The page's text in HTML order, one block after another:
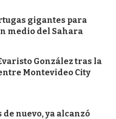
gigantes para
medio del Sahara
González tras la
Montevideo City
nuevo, ya alcanzó